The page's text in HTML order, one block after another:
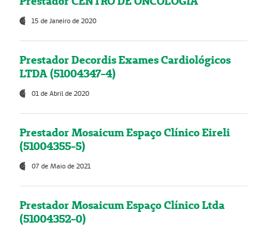
15 de Janeiro de 2020
Prestador Decordis Exames Cardiológicos
LTDA (51004347-4)
01 de Abril de 2020
Prestador Mosaicum Espaço Clínico Eireli
(51004355-5)
07 de Maio de 2021
Prestador Mosaicum Espaço Clínico Ltda
(51004352-0)